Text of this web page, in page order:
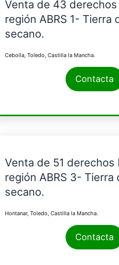
Venta de 43 derechos
región ABRS 1- Tierra
secano.
Cebolla, Toledo, Castilla la Mancha.
Contacta
Venta de 51 derechos
región ABRS 3- Tierra
secano.
Hontanar, Toledo, Castilla la Mancha.
Contacta